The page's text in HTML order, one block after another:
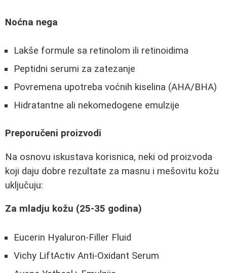
Noćna nega
Lakše formule sa retinolom ili retinoidima
Peptidni serumi za zatezanje
Povremena upotreba voćnih kiselina (AHA/BHA)
Hidratantne ali nekomedogene emulzije
Preporučeni proizvodi
Na osnovu iskustava korisnica, neki od proizvoda
koji daju dobre rezultate za masnu i mešovitu kožu
uključuju:
Za mladju kožu (25-35 godina)
Eucerin Hyaluron-Filler Fluid
Vichy LiftActiv Anti-Oxidant Serum